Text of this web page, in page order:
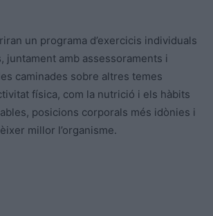
un programa d’exercicis individuals
juntament amb assessoraments i
caminades sobre altres temes
física, com la nutrició i els hàbits
posicions corporals més idònies i
millor l’organisme.